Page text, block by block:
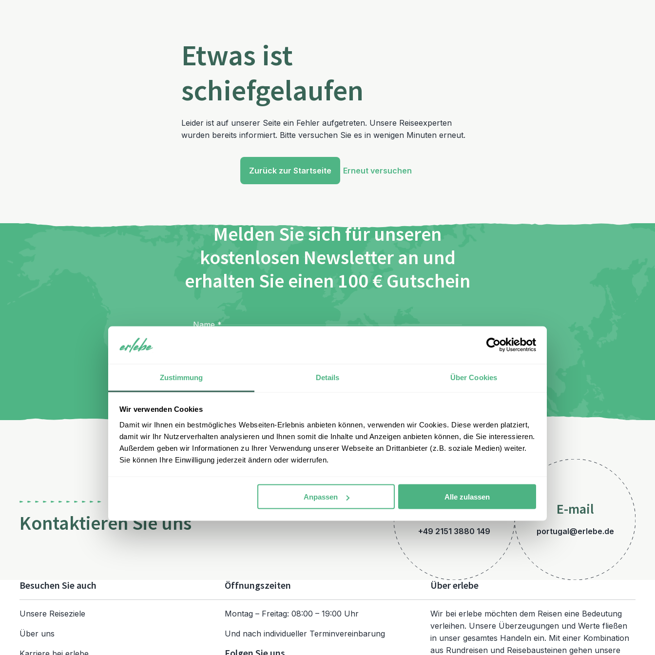
Zustimmung Details Über Cookies
Wir verwenden Cookies
Damit wir Ihnen ein bestmögliches Webseiten-Erlebnis anbieten können, verwenden wir Cookies. Diese werden platziert,
damit wir Ihr Nutzerverhalten analysieren und Ihnen somit die Inhalte und Anzeigen anbieten können, die Sie interessieren.
Außerdem geben wir Informationen zu Ihrer Verwendung unserer Webseite an Drittanbieter (z.B. soziale Medien) weiter.
Sie können Ihre Einwilligung jederzeit ändern oder widerrufen.
Anpassen Alle zulassen
Etwas ist
schiefgelaufen
Leider ist auf unserer Seite ein Fehler aufgetreten. Unsere Reiseexperten
wurden bereits informiert. Bitte versuchen Sie es in wenigen Minuten erneut.
Zurück zur Startseite Erneut versuchen
Melden Sie sich für unseren
kostenlosen Newsletter an und
erhalten Sie einen 100 € Gutschein
Name *
Kontaktieren Sie uns
Telefon
+49 2151 3880 149
E-mail
portugal@erlebe.de
Besuchen Sie auch
Unsere Reiseziele
Über uns
Öffnungszeiten
Montag – Freitag: 08:00 – 19:00 Uhr
Und nach individueller Terminvereinbarung
Über erlebe
Wir bei erlebe möchten dem Reisen eine Bedeutung
verleihen. Unsere Überzeugungen und Werte fließen
in unser gesamtes Handeln ein. Mit einer Kombination
aus Rundreisen und Reisebausteinen gehen unsere